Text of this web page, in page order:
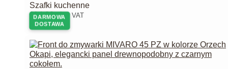
DARMOWA
DOSTAWA
Szafki kuchenne
114,00zł z VAT